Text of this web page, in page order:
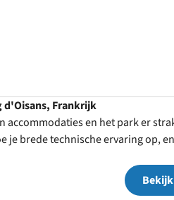
d'Oisans, Frankrijk
accommodaties en het park er
je brede technische ervaring op,